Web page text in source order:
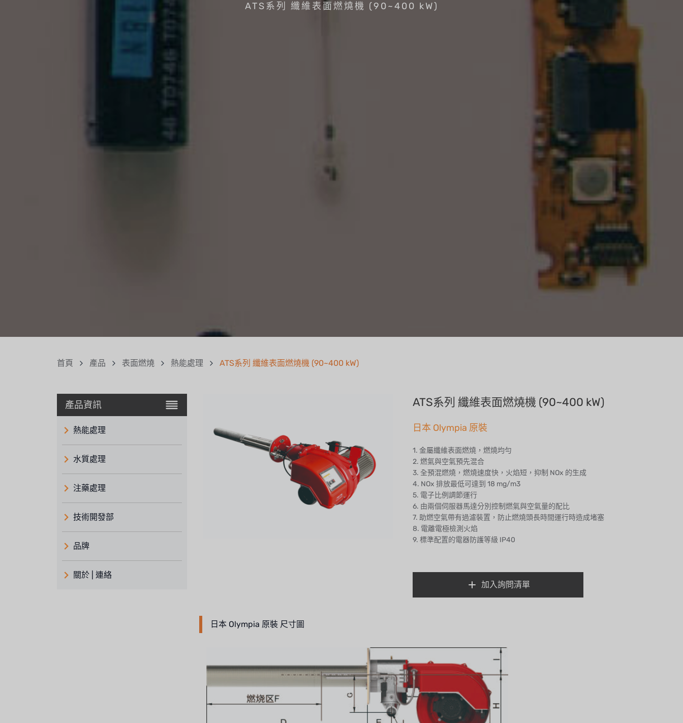
ATS系列 纖維表面燃燒機 (90~400 kW)
首頁 產品 表面燃燒 熱能處理 ATS系列 纖維表面燃燒機 (90~400 kW)
產品資訊
熱能處理
水質處理
注藥處理
技術開發部
品牌
義大利 ATLAS
關於 | 連絡
ATS系列 纖維表面燃燒機 (90~400 kW)
日本 Olympia 原裝
1. 金屬纖維表面燃燒，燃燒均勻
2. 燃氣與空氣預先混合
3. 全預混燃燒，燃燒速度快，火焰短，抑制 NOx 的生成
4. NOx 排放最低可達到 18 mg/m3
5. 電子比例調節運行
6. 由兩個伺服器馬達分別控制燃氣與空氣量的配比
7. 助燃空氣帶有過濾裝置，防止燃燒頭長時間運行時造成堵塞
8. 電離電極檢測火焰
9. 標準配置的電器防護等級 IP40
加入詢問清單
日本 Olympia 原裝 尺寸圖